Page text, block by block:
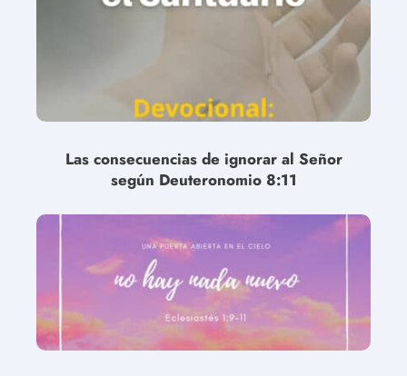
Las consecuencias de ignorar al Señor
según Deuteronomio 8:11